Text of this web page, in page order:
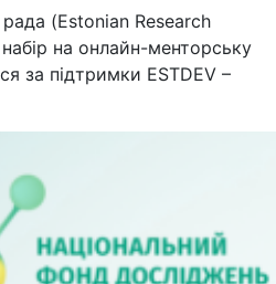
(Estonian Research
на онлайн-менторську
за підтримки ESTDEV –